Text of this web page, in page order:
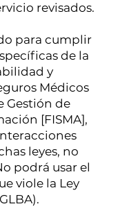
revisados.
para cumplir
de la
y
Médicos
Gestión de
[FISMA],
leyes, no
podrá usar el
viole la Ley